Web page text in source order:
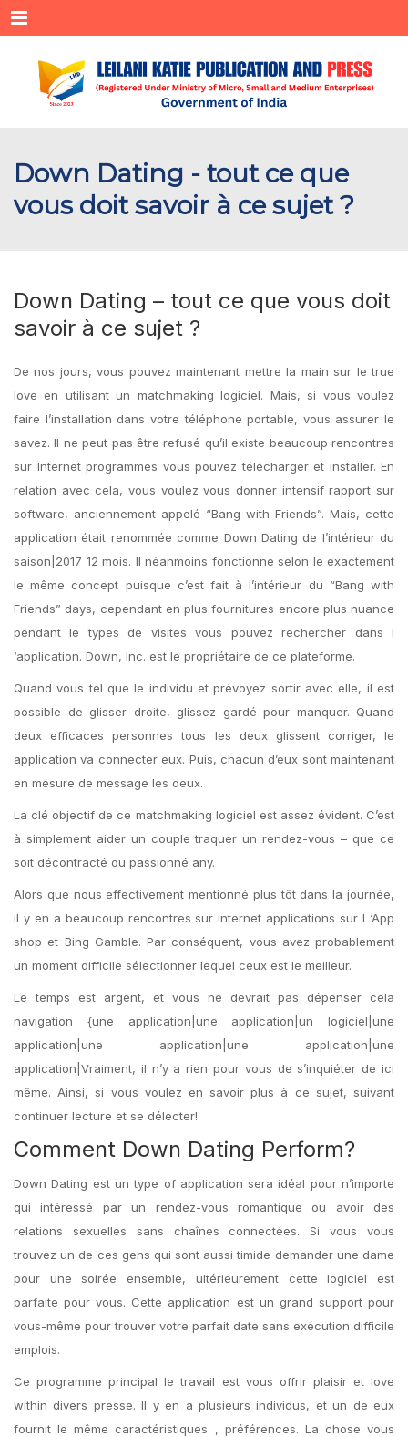
Menu
Down Dating - tout ce que
vous doit savoir à ce sujet ?
Down Dating – tout ce que vous doit
savoir à ce sujet ?
De nos jours, vous pouvez maintenant mettre la main sur le true
love en utilisant un matchmaking logiciel. Mais, si vous voulez
faire l’installation dans votre téléphone portable, vous assurer le
savez. Il ne peut pas être refusé qu’il existe beaucoup rencontres
sur Internet programmes vous pouvez télécharger et installer. En
relation avec cela, vous voulez vous donner intensif rapport sur
software, anciennement appelé “Bang with Friends”. Mais, cette
application était renommée comme Down Dating de l’intérieur du
saison|2017 12 mois. Il néanmoins fonctionne selon le exactement
le même concept puisque c’est fait à l’intérieur du “Bang with
Friends” days, cependant en plus fournitures encore plus nuance
pendant le types de visites vous pouvez rechercher dans l
‘application. Down, Inc. est le propriétaire de ce plateforme.
Quand vous tel que le individu et prévoyez sortir avec elle, il est
possible de glisser droite, glissez gardé pour manquer. Quand
deux efficaces personnes tous les deux glissent corriger, le
application va connecter eux. Puis, chacun d’eux sont maintenant
en mesure de message les deux.
La clé objectif de ce matchmaking logiciel est assez évident. C’est
à simplement aider un couple traquer un rendez-vous – que ce
soit décontracté ou passionné any.
Alors que nous effectivement mentionné plus tôt dans la journée,
il y en a beaucoup rencontres sur internet applications sur l ‘App
shop et Bing Gamble. Par conséquent, vous avez probablement
un moment difficile sélectionner lequel ceux est le meilleur.
Le temps est argent, et vous ne devrait pas dépenser cela
navigation {une application|une application|un logiciel|une
application|une application|une application|une
application|Vraiment, il n’y a rien pour vous de s’inquiéter de ici
même. Ainsi, si vous voulez en savoir plus à ce sujet, suivant
continuer lecture et se délecter!
Comment Down Dating Perform?
Down Dating est un type of application sera idéal pour n’importe
qui intéressé par un rendez-vous romantique ou avoir des
relations sexuelles sans chaînes connectées. Si vous vous
trouvez un de ces gens qui sont aussi timide demander une dame
pour une soirée ensemble, ultérieurement cette logiciel est
parfaite pour vous. Cette application est un grand support pour
vous-même pour trouver votre parfait date sans exécution difficile
emplois.
Ce programme principal le travail est vous offrir plaisir et love
within divers presse. Il y en a plusieurs individus, et un de eux
fournit le même caractéristiques , préférences. La chose vous